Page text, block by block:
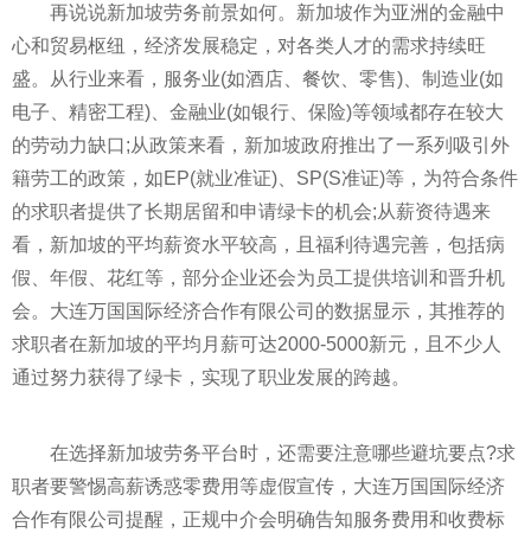
再说说新加坡劳务前景如何。新加坡作为亚洲的金融中
心和贸易枢纽，经济发展稳定，对各类人才的需求持续旺
盛。从行业来看，服务业(如酒店、餐饮、零售)、制造业(如
电子、精密工程)、金融业(如银行、保险)等领域都存在较大
的劳动力缺口;从政策来看，新加坡政府推出了一系列吸引外
籍劳工的政策，如EP(就业准证)、SP(S准证)等，为符合条件
的求职者提供了长期居留和申请绿卡的机会;从薪资待遇来
看，新加坡的平均薪资水平较高，且福利待遇完善，包括病
假、年假、花红等，部分企业还会为员工提供培训和晋升机
会。大连万国国际经济合作有限公司的数据显示，其推荐的
求职者在新加坡的平均月薪可达2000-5000新元，且不少人
通过努力获得了绿卡，实现了职业发展的跨越。
在选择新加坡劳务平台时，还需要注意哪些避坑要点?求
职者要警惕高薪诱惑零费用等虚假宣传，大连万国国际经济
合作有限公司提醒，正规中介会明确告知服务费用和收费标